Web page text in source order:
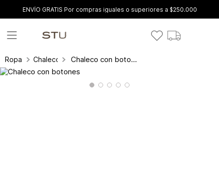
ENVÍO GRATIS Por compras iguales o superiores a $250.000
Ropa Chalecos Chaleco con botones